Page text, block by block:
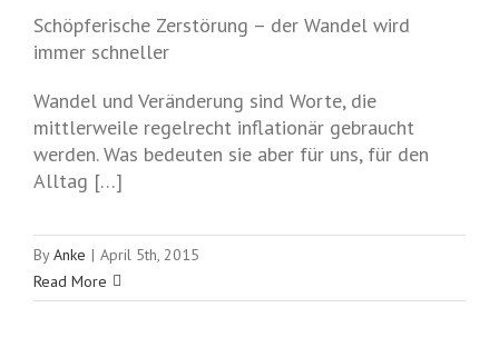
Schöpferische Zerstörung – der Wandel wird
immer schneller
Wandel und Veränderung sind Worte, die
mittlerweile regelrecht inflationär gebraucht
werden. Was bedeuten sie aber für uns, für den
Alltag […]
ByAnke | April 5th, 2015
Read More